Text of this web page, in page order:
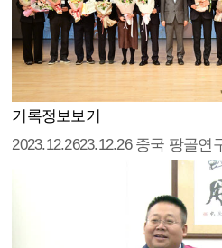
기록정보보기
2023.12.2623.12.26 중국 팡골연